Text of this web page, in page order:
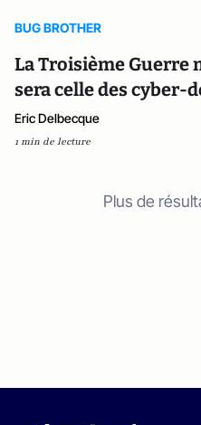
BUG BROTHER
La Troisième Guerre
sera celle des cyber-
Eric Delbecque
1 min de lecture
Plus de